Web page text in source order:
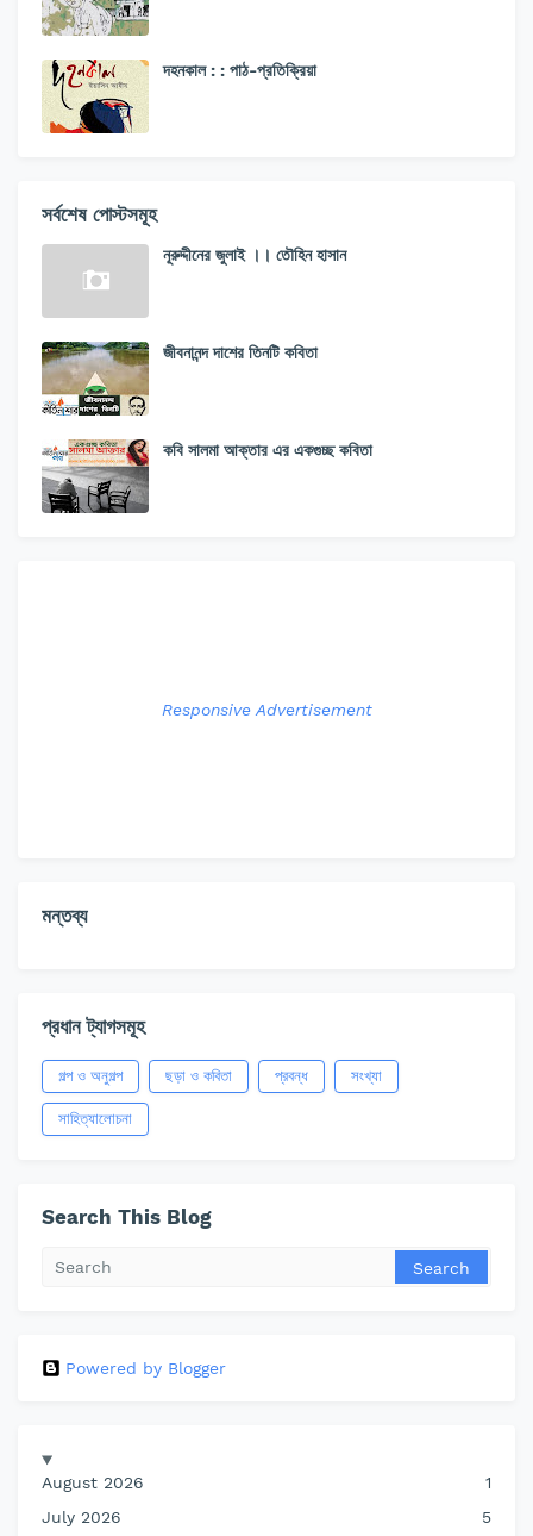
দহনকাল : : পাঠ-প্রতিক্রিয়া
সর্বশেষ পোস্টসমূহ
নূরুদ্দীনের জুলাই ।। তৌহিন হাসান
জীবনানন্দ দাশের তিনটি কবিতা
কবি সালমা আক্তার এর একগুচ্ছ কবিতা
Responsive Advertisement
মন্তব্য
প্রধান ট্যাগসমূহ
গল্প ও অনুগল্প ছড়া ও কবিতা প্রবন্ধ সংখ্যা
সাহিত্যালোচনা
Search This Blog
Powered by Blogger
August 2026
1
July 2026
5